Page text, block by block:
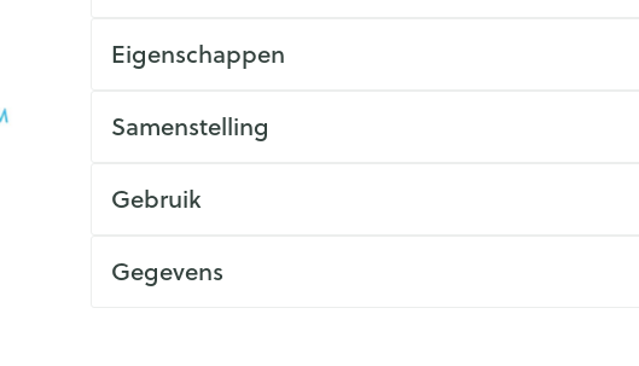
Eigenschappen
Samenstelling
Gebruik
Gegevens